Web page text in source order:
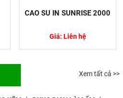
CAO SU IN SUNRISE 2000
Giá: Liên hệ
Xem tất cả >>
Nguyên nhân In Offset bị lệch
màu trên ấn phẩm so với bản thiết
kế là sự cố rất thường gặp. Màu